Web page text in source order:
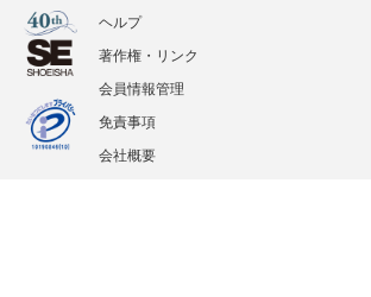
ヘルプ
著作権・リンク
会員情報管理
免責事項
会社概要